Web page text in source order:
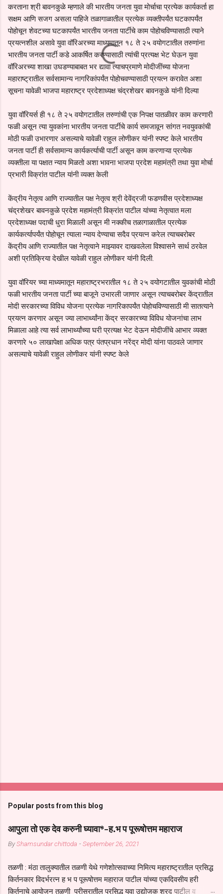
करताना श्री बावनकुळे म्हणाले की भारतीय जनता युवा मोर्चाचा प्रत्येक कार्यकर्ता हा
सक्षम आणि सजग असला पाहिजे तळागाळातील प्रत्येक व्यक्तीपर्यंत घटकापर्यंत
पोहोचून शेवटच्या घटकापर्यंत भारतीय जनता पार्टीचे काम पोहोचविण्यासाठी त्याने
प्रयत्नशील असावे युवा वॉरिअरच्या माध्यमातून १८ ते २५ वयोगटातील तरुणांना
भारतीय जनता पार्टी कडे आकर्षित करण्यासाठी त्यांची प्रत्यक्ष भेट घेऊन युवा
वॉरिअरच्या शाखा उघडण्याबाबत भर द्यावा त्याचप्रमाणे मोदीजींच्या योजना
महाराष्ट्रातील सर्वसामान्य नागरिकांपर्यंत पोहोचवण्यासाठी प्रयत्न करावेत अशा
सूचना यावेळी भाजपा महाराष्ट्र प्रदेशाध्यक्ष चंद्रशेखर बावनकुळे यांनी दिल्या
युवा वॉरियर्स ही १८ ते २५ वयोगटातील तरुणांची एक निपक्ष पातळीवर काम करणारी
फळी असून त्या युवकांना भारतीय जनता पार्टीचे कार्य समजावून सांगत नवयुवकांची
मोठी फळी उभारणार असल्याचे यावेळी राहुल लोणीकर यांनी स्पष्ट केले भारतीय
जनता पार्टी ही सर्वसामान्य कार्यकर्त्याची पार्टी असून काम करणाऱ्या प्रत्येक
व्यक्तीला या पक्षात न्याय मिळतो अशा भावना भाजपा प्रदेश महामंत्री तथा युवा मोर्चा
प्रभारी विक्रांत पाटील यांनी व्यक्त केली
केंद्रीय नेतृत्व आणि राज्यातील पक्ष नेतृत्व श्री देवेंद्रजी फडणवीस प्रदेशाध्यक्ष
चंद्रशेखर बावनकुळे प्रदेश महामंत्री विक्रांत पाटील यांच्या नेतृत्वात मला
प्रदेशाध्यक्ष पदाची धुरा मिळाली असून मी नक्कीच तळागाळातील प्रत्येक
कार्यकर्त्यापर्यंत पोहोचून त्याला न्याय देण्याचा सदैव प्रयत्न करेल त्याचबरोबर
केंद्रीय आणि राज्यातील पक्ष नेतृत्वाने माझ्यावर दाखवलेला विश्वासने सार्थ ठरवेल
अशी प्रतिक्रिया देखील यावेळी राहुल लोणीकर यांनी दिली.
युवा वॉरियर च्या माध्यमातून महाराष्ट्रभरातील १८ ते २५ वयोगटातील युवकांची मोठी
फळी भारतीय जनता पार्टी च्या बाजूने उभारली जाणार असून त्याचबरोबर केंद्रातील
मोदी सरकारच्या विविध योजना प्रत्येक नागरिकापर्यंत पोहोचविण्यासाठी मी सातत्याने
प्रयत्न करणार असून ज्या लाभार्थ्यांना केंद्र सरकारच्या विविध योजनांचा लाभ
मिळाला आहे त्या सर्व लाभार्थ्यांच्या घरी प्रत्यक्ष भेट देऊन मोदीजींचे आभार व्यक्त
करणारे ५० लाखापेक्षा अधिक पत्र पंतप्रधान नरेंद्र मोदी यांना पाठवले जाणार
असल्याचे यावेळी राहुल लोणीकर यांनी स्पष्ट केले
Popular posts from this blog
आपुला तो एक देव करुनी घ्यावा*-ह.भ प पूरूषोत्तम महाराज
ByShamsundar chittoda -September 26, 2021
तळणी : मंठा तालुक्यातील तळणी येथे गणेशोत्सवाच्या निमित्य महाराष्ट्रातील प्रसिद्ध
किर्तनकार विदर्भरत्न ह भ प पूरूषोत्तम महाराज पाटील यांच्या एकदिवसीय हरी
किर्तनाचे आयोजन तळणी परीसरातील प्रसिद्ध युवा उद्योजक शरद पाटील व